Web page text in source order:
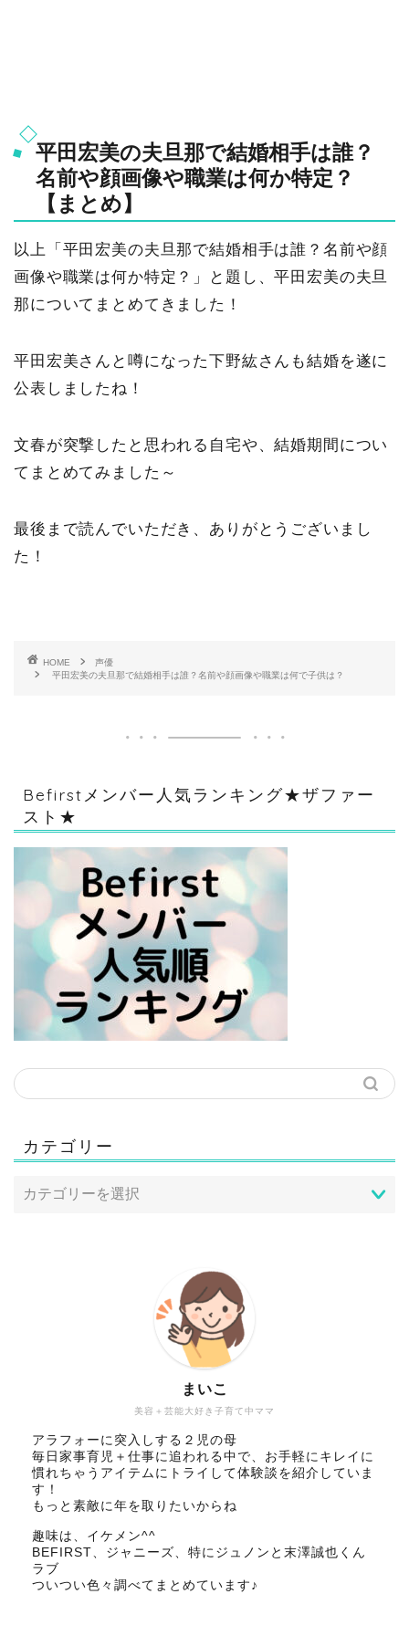
平田宏美の夫旦那で結婚相手は誰？
名前や顔画像や職業は何か特定？
【まとめ】
以上「平田宏美の夫旦那で結婚相手は誰？名前や顔
画像や職業は何か特定？」と題し、平田宏美の夫旦
那についてまとめてきました！
平田宏美さんと噂になった下野紘さんも結婚を遂に
公表しましたね！
文春が突撃したと思われる自宅や、結婚期間につい
てまとめてみました～
最後まで読んでいただき、ありがとうございまし
た！
HOME
声優
平田宏美の夫旦那で結婚相手は誰？名前や顔画像や職業は何で子供は？
Befirstメンバー人気ランキング★ザファー
スト★
カテゴリー
美容＋芸能大好き子育て中ママ
まいこ
アラフォーに突入しする２児の母
毎日家事育児＋仕事に追われる中で、お手軽にキレイに
慣れちゃうアイテムにトライして体験談を紹介していま
す！
もっと素敵に年を取りたいからね
趣味は、イケメン^^
BEFIRST、ジャニーズ、特にジュノンと末澤誠也くん
ラブ
ついつい色々調べてまとめています♪